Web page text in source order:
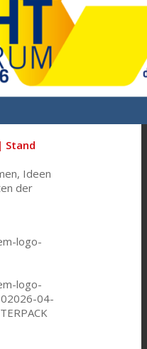
Stand
Ideen
der
logo-
logo-
2026-04-